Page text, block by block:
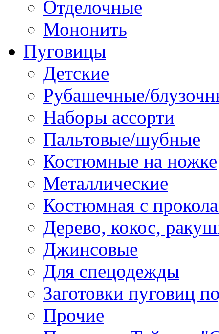
Отделочные
Мононить
Пуговицы
Детские
Рубашечные/
Наборы ассорти
Пальтовые/шубные
Костюмные на ножке
Металлические
Костюмная с
Дерево, кокос,
Джинсовые
Для спецодежды
Заготовки пуговиц
Прочие